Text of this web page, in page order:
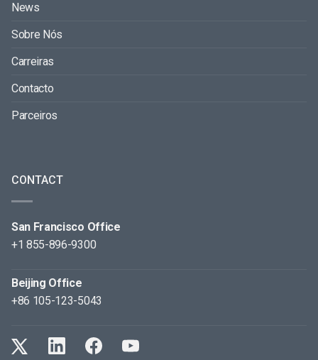
News
Sobre Nós
Carreiras
Contacto
Parceiros
CONTACT
San Francisco Office
+1 855-896-9300
Beijing Office
+86 105-123-5043